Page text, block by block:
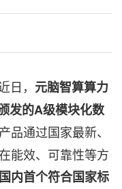
日， 元脑智算算力
发的A级模块化数
品通过国家最新、
能效、可靠性等方
国内首个符合国家标